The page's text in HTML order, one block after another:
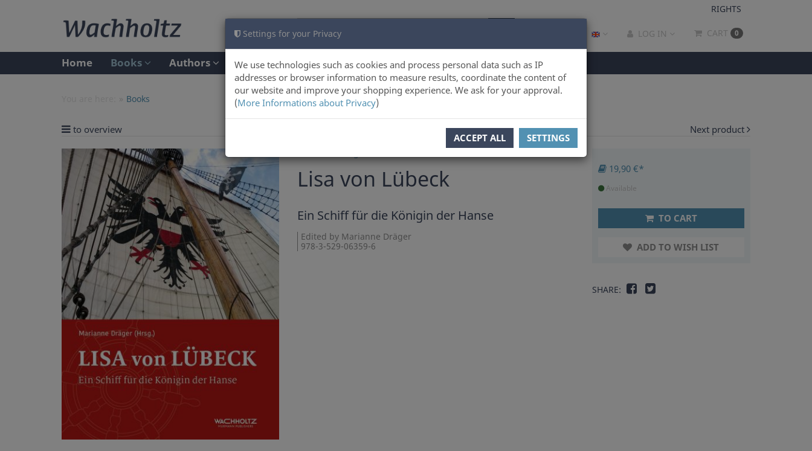
Settings for your Privacy
We use technologies such as cookies and process personal data such as IP
addresses or browser information to measure results, coordinate the content of
our website and improve your shopping experience. We ask for your approval.
(More Informations about Privacy)
ACCEPT ALL SETTINGS
RIGHTS
LOG IN CART 0
Home Books Authors
Books
to overview Product 59 of 72 Next product
Lisa von Lübeck
Ein Schiff für die Königin der Hanse
Edited by Marianne Dräger
978-3-529-06359-6
19,90 €*
Available
TO CART
ADD TO WISH LIST
SHARE: